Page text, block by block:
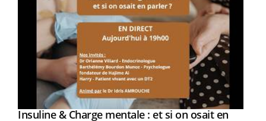
Youtube
Insuline & Charge mentale : et si on osait en